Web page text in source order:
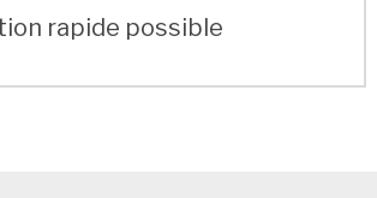
rapide possible